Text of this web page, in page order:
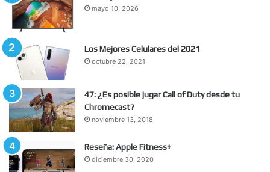
mayo 10, 2026
Los Mejores Celulares del 2021
octubre 22, 2021
47: ¿Es posible jugar Call of Duty desde tu
Chromecast?
noviembre 13, 2018
Reseña: Apple Fitness+
diciembre 30, 2020